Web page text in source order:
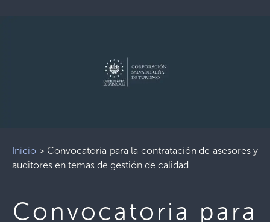
Inicio > Convocatoria para la contratación de asesores y
auditores en temas de gestión de calidad
Convocatoria para